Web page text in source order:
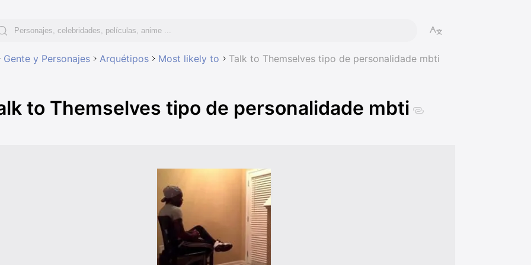
Gente y Personajes Arquétipos Most likely to Talk to Themselves tipo de personalidade mbti
to Themselves tipo de personalidade mbti